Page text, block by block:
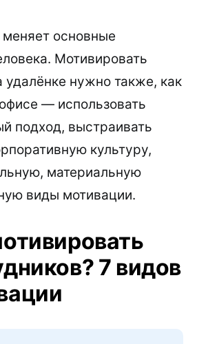
основные
Мотивировать
удалёнке нужно также, как
— использовать
подход, выстраивать
культуру,
материальную
виды мотивации.
7 видов